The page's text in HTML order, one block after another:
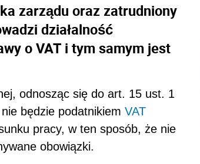
zarządu oraz zatrudniony
działalność
o VAT i tym samym jest
odnosząc się do art. 15 ust. 1
będzie podatnikiem VAT
pracy, w ten sposób, że nie
obowiązki.